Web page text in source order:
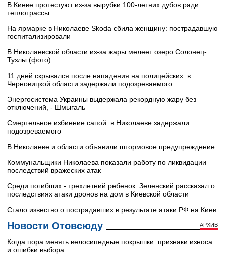
В Киеве протестуют из-за вырубки 100-летних дубов ради
теплотрассы
На ярмарке в Николаеве Skoda сбила женщину: пострадавшую
госпитализировали
В Николаевской области из-за жары мелеет озеро Солонец-
Тузлы (фото)
11 дней скрывался после нападения на полицейских: в
Черновицкой области задержали подозреваемого
Энергосистема Украины выдержала рекордную жару без
отключений, - Шмыгаль
Смертельное избиение сапой: в Николаеве задержали
подозреваемого
В Николаеве и области объявили штормовое предупреждение
Коммунальщики Николаева показали работу по ликвидации
последствий вражеских атак
Среди погибших - трехлетний ребенок: Зеленский рассказал о
последствиях атаки дронов на дом в Киевской области
Стало известно о пострадавших в результате атаки РФ на Киев
Новости Отовсюду АРХИВ
Когда пора менять велосипедные покрышки: признаки износа
и ошибки выбора